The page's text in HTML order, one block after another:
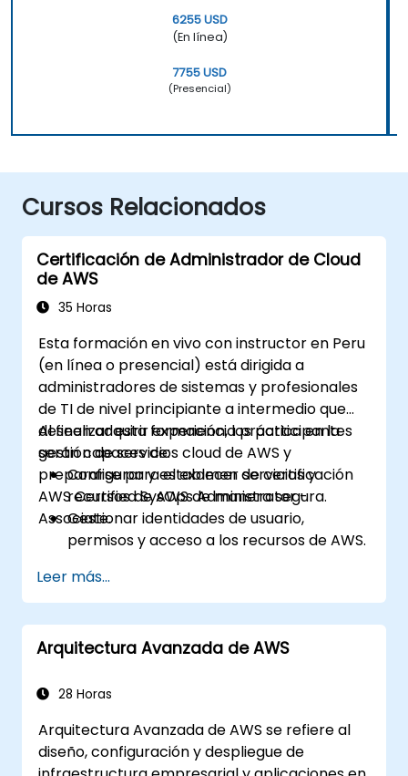
6255 USD
(En línea)
7755 USD
(Presencial)
Cursos Relacionados
Certificación de Administrador de Cloud
de AWS
35 Horas
Esta formación en vivo con instructor en Peru
(en línea o presencial) está dirigida a
administradores de sistemas y profesionales
de TI de nivel principiante a intermedio que
deseen adquirir experiencia práctica en la
gestión de servicios cloud de AWS y
prepararse para el examen de certificación
AWS Certified SysOps Administrator -
Associate.
Al finalizar esta formación, los participantes
serán capaces de:
Configurar y establecer servicios y
recursos de AWS de manera segura.
Gestionar identidades de usuario,
permisos y acceso a los recursos de AWS.
escalables, de alta disponibilidad y
tolerantes a fallos en AWS.
Implementar y gestionar el flujo de datos
hacia y desde AWS.
para garantizar una operación eficiente y
Leer más...
Arquitectura Avanzada de AWS
28 Horas
Arquitectura Avanzada de AWS se refiere al
diseño, configuración y despliegue de